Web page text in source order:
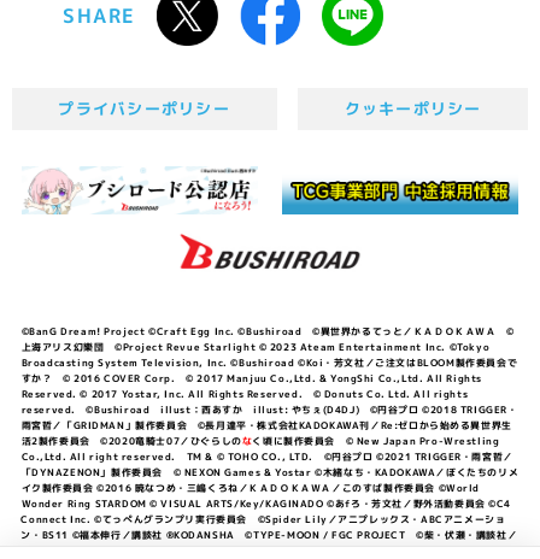
SHARE
プライバシーポリシー クッキーポリシー
©BanG Dream! Project ©Craft Egg Inc. ©Bushiroad ©異世界かるてっと／ＫＡＤＯＫＡＷＡ ©
上海アリス幻樂団 ©Project Revue Starlight © 2023 Ateam Entertainment Inc. ©Tokyo
Broadcasting System Television, Inc. ©Bushiroad ©Koi・芳文社／ご注文はBLOOM製作委員会で
すか？ © 2016 COVER Corp. © 2017 Manjuu Co.,Ltd. & YongShi Co.,Ltd. All Rights
Reserved. © 2017 Yostar, Inc. All Rights Reserved. © Donuts Co. Ltd. All rights
reserved. ©Bushiroad illust：西あすか illust: やちぇ(D4DJ) ©円谷プロ ©2018 TRIGGER・
雨宮哲／「GRIDMAN」製作委員会 ©長月達平・株式会社KADOKAWA刊／Re:ゼロから始める異世界生
活2製作委員会 ©2020竜騎士07／ひぐらしのなく頃に製作委員会 © New Japan Pro-Wrestling
Co.,Ltd. All right reserved. TM & © TOHO CO., LTD. ©円谷プロ ©2021 TRIGGER・雨宮哲／
「DYNAZENON」製作委員会 © NEXON Games & Yostar ©木緒なち・KADOKAWA／ぼくたちのリメ
イク製作委員会 ©2016 暁なつめ・三嶋くろね／ＫＡＤＯＫＡＷＡ／このすば製作委員会 ©World
Wonder Ring STARDOM © VISUAL ARTS/Key/KAGINADO ©あfろ・芳文社／野外活動委員会 ©C4
Connect Inc. ©てっぺんグランプリ実行委員会 ©Spider Lily／アニプレックス・ABCアニメーショ
ン・BS11 ©福本伸行／講談社 ®KODANSHA ©TYPE-MOON / FGC PROJECT ©柴・伏瀬・講談社／